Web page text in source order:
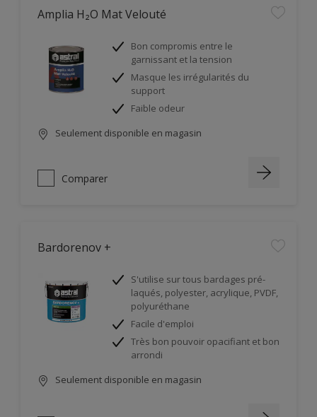
Amplia H₂O Mat Velouté
Bon compromis entre le
garnissant et la tension
Masque les irrégularités du
support
Faible odeur
Seulement disponible en magasin
Comparer
Bardorenov +
S'utilise sur tous bardages pré-
laqués, polyester, acrylique, PVDF,
polyuréthane
Facile d'emploi
Très bon pouvoir opacifiant et bon
arrondi
Seulement disponible en magasin